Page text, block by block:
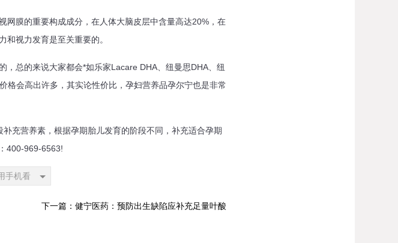
膜的重要构成成分，在人体大脑皮层中含量高达20%，在
和视力发育是至关重要的。
总的来说大家都会*如乐家Lacare DHA、纽曼思DHA、纽
格会高出许多，其实论性价比，孕妇营养品孕尔宁也是非常
营养素，根据孕期胎儿发育的阶段不同，补充适合孕期
400-969-6563!
手机看
下一篇：健宁医药：预防出生缺陷应补充足量叶酸